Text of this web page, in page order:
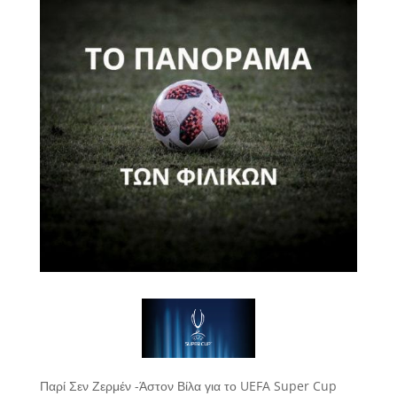
Παρί Σεν Ζερμέν -Άστον Βίλα για το UEFA Super Cup